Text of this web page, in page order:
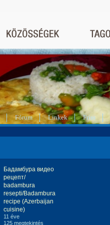
Fórum Linkek Friss
Бадамбура видео
рецепт/
badambura
resepti/Badambura
recipe (Azerbaijan
cuisine)
11 éve
125 megtekintés